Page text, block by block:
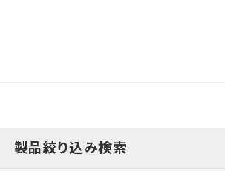
製品絞り込み検索